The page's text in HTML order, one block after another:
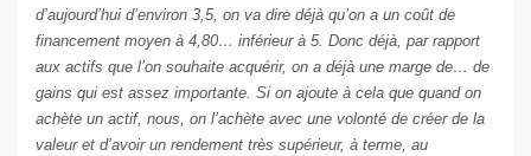
d’aujourd’hui d’environ 3,5, on va dire déjà qu’on a un coût de
financement moyen à 4,80… inférieur à 5. Donc déjà, par rapport
aux actifs que l’on souhaite acquérir, on a déjà une marge de… de
gains qui est assez importante. Si on ajoute à cela que quand on
achète un actif, nous, on l’achète avec une volonté de créer de la
valeur et d’avoir un rendement très supérieur, à terme, au